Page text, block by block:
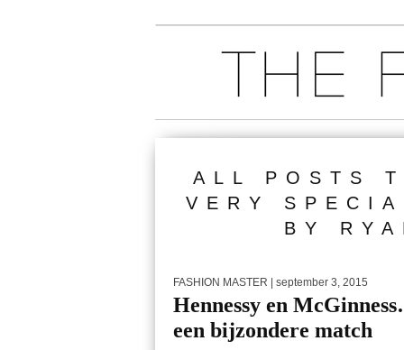
ALL POSTS
VERY
BY
FASHION MASTER | september 3, 2015
Hennessy en
een bijzondere match